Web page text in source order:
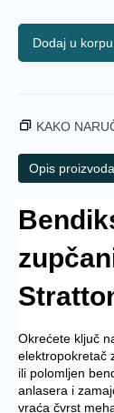
Dodaj u korpu
KAKO
Opis proizvoda
Okrećete ključ
elektropokretač
ili polomljen
anlasera i
vraća čvrst